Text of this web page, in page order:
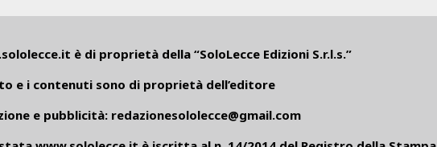
è di proprietà della “SoloLecce Edizioni S.r.l.s.”
e i contenuti sono di proprietà dell’editore
e pubblicità: redazionesololecce@gmail.com